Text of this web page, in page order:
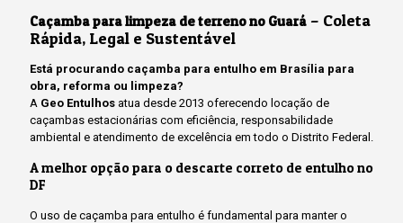
Caçamba para limpeza de terreno no Guará – Coleta
Rápida, Legal e Sustentável
Está procurando caçamba para entulho em Brasília para
obra, reforma ou limpeza?
A Geo Entulhos atua desde 2013 oferecendo locação de
caçambas estacionárias com eficiência, responsabilidade
ambiental e atendimento de excelência em todo o Distrito Federal.
A melhor opção para o descarte correto de entulho no
DF
O uso de caçamba para entulho é fundamental para manter o